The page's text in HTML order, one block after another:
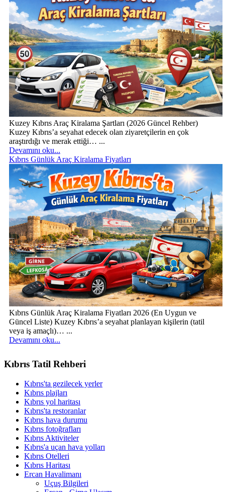
Kuzey Kıbrıs Araç Kiralama Şartları (2026 Güncel Rehber)
Kuzey Kıbrıs’a seyahat edecek olan ziyaretçilerin en çok
araştırdığı ve merak ettiği… ...
Devamını oku...
Kıbrıs Günlük Araç Kiralama Fiyatları
Kıbrıs Günlük Araç Kiralama Fiyatları 2026 (En Uygun ve
Güncel Liste) Kuzey Kıbrıs’a seyahat planlayan kişilerin (tatil
veya iş amaçlı)… ...
Devamını oku...
Kıbrıs Tatil Rehberi
Kıbrıs'ta gezilecek yerler
Kıbrıs plajları
Kıbrıs yol haritası
Kıbrıs'ta restoranlar
Kıbrıs hava durumu
Kıbrıs fotoğrafları
Kıbrıs Aktiviteler
Kıbrıs'a uçan hava yolları
Kıbrıs Otelleri
Kıbrıs Haritası
Ercan Havalimanı
Uçuş Bilgileri